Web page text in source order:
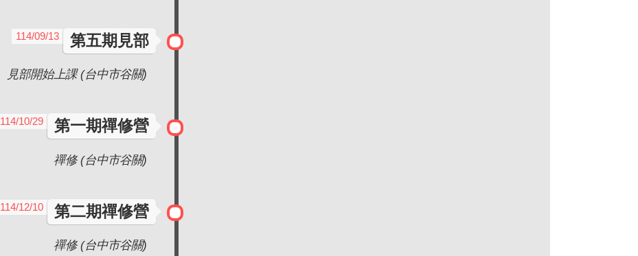
第五期見部
114/09/13
見部開始上課 (台中市谷關)
第一期禪修營
114/10/29
禪修 (台中市谷關)
第二期禪修營
114/12/10
禪修 (台中市谷關)